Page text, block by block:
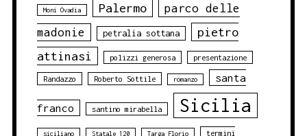
Moni Ovadia Palermo
parco delle
madonie
petralia sottana
pietro
attinasi
polizzi generosa presentazione
Randazzo Roberto Sottile romanzo santa
franco santino mirabella Sicilia
siciliano Statale 120 Targa Florio termini